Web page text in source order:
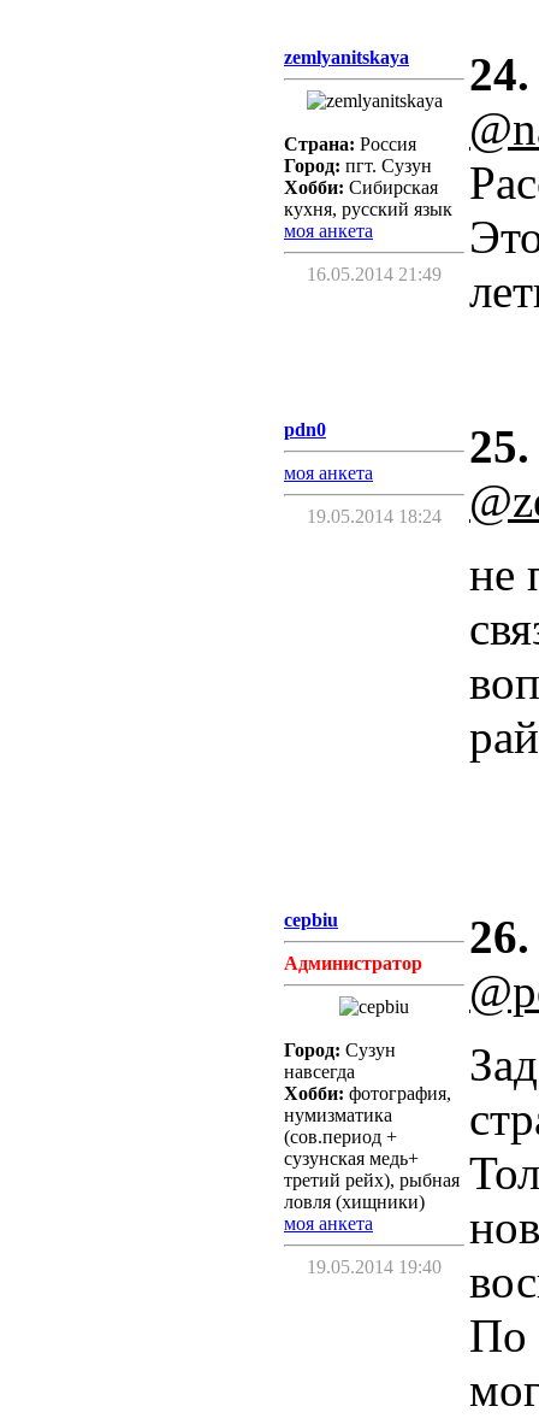
zemlyanitskaya
Страна: Россия
Город: пгт. Сузун
Хобби: Сибирская
кухня, русский язык
моя анкета
16.05.2014 21:49
24.
pdn0
моя анкета
19.05.2014 18:24
25.
не
cepbiu
Администратор
Город: Сузун
навсегда
Хобби: фотография,
нумизматика
(сов.период +
сузунская медь+
третий рейх), рыбная
ловля (хищники)
моя анкета
19.05.2014 19:40
26.
По